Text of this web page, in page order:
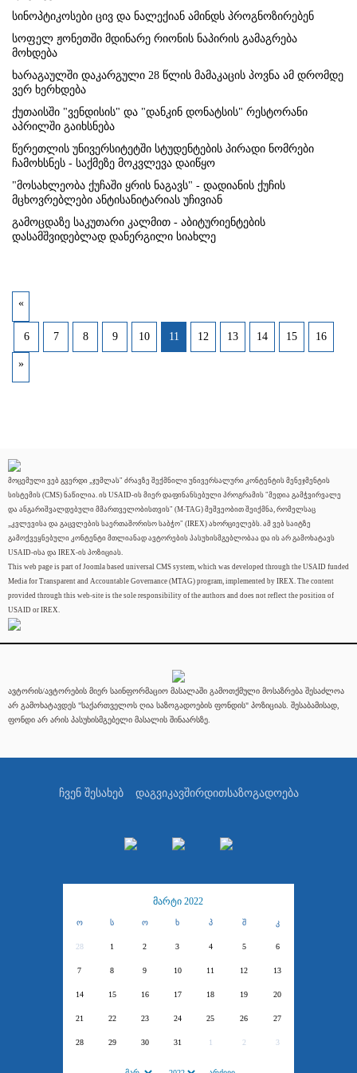
სინოპტიკოსები ცივ და ნალექიან ამინდს პროგნოზირებენ
სოფელ ჟონეთში მდინარე რიონის ნაპირის გამაგრება
მოხდება
ხარაგაულში დაკარგული 28 წლის მამაკაცის პოვნა ამ დრომდე
ვერ ხერხდება
ქუთაისში "ვენდისის" და "დანკინ დონატსის" რესტორანი
აპრილში გაიხსნება
წერეთლის უნივერსიტეტში სტუდენტების პირადი ნომრები
ჩამოხსნეს - საქმეზე მოკვლევა დაიწყო
"მოსახლეობა ქუჩაში ყრის ნაგავს" - დადიანის ქუჩის
მცხოვრებლები ანტისანიტარიას უჩივიან
გამოცდაზე საკუთარი კალმით - აბიტურიენტების
დასამშვიდებლად დანერგილი სიახლე
«
6 7 8 9 10 11 12 13 14 15 16
»
მოცემული ვებ გვერდი „ჯუმლას" ძრავზე შექმნილი უნივერსალური კონტენტის მენეჯმენტის
სისტემის (CMS) ნაწილია. ის USAID-ის მიერ დაფინანსებული პროგრამის "მედია გამჭვირვალე
და ანგარიშვალდებული მმართველობისთვის" (M-TAG) მეშვეობით შეიქმნა, რომელსაც
„კვლევისა და გაცვლების საერთაშორისო საბჭო" (IREX) ახორციელებს. ამ ვებ საიტზე
გამოქვეყნებული კონტენტი მთლიანად ავტორების პასუხისმგებლობაა და ის არ გამოხატავს
USAID-ისა და IREX-ის პოზიციას.
This web page is part of Joomla based universal CMS system, which was developed through the USAID funded
Media for Transparent and Accountable Governance (MTAG) program, implemented by IREX. The content
provided through this web-site is the sole responsibility of the authors and does not reflect the position of
USAID or IREX.
ავტორის/ავტორების მიერ საინფორმაციო მასალაში გამოთქმული მოსაზრება შესაძლოა
არ გამოხატავდეს "საქართველოს ღია საზოგადოების ფონდის" პოზიციას. შესაბამისად,
ფონდი არ არის პასუხისმგებელი მასალის შინაარსზე.
ჩვენ შესახებ დაგვიკავშირდითსაზოგადოება
მარტი 2022
ო ს ო ხ პ შ კ
28 1 2 3 4 5 6
7 8 9 10 11 12 13
14 15 16 17 18 19 20
21 22 23 24 25 26 27
28 29 30 31 1 2 3